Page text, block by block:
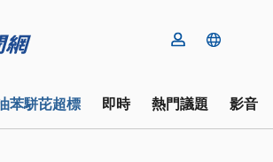
苯駢芘超標 即時 熱門議題 影音